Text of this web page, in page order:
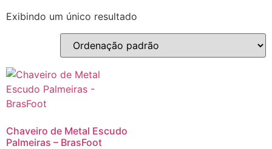
Exibindo um único resultado
Chaveiro de Metal Escudo
Palmeiras – BrasFoot